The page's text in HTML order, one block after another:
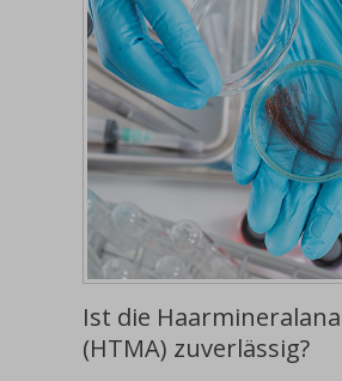
Ist die
(HTMA) zuverlässig?